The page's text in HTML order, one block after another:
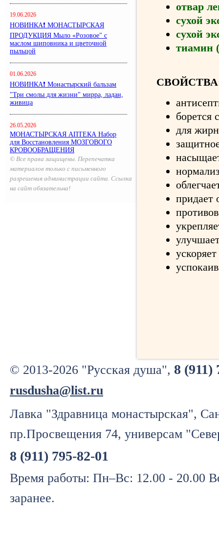
19.06.2026
НОВИНКА❗ МОНАСТЫРСКАЯ
ПРОДУКЦИЯ Мыло «Розовое" с
маслом шиповника и цветочной
пыльцой
01.06.2026
НОВИНКА❗ Монастырский бальзам
"Три смолы для жизни" мирра, ладан,
живица
26.05.2026
МОНАСТЫРСКАЯ АПТЕКА Набор
для Восстановления МОЗГОВОГО
КРОВООБРАЩЕНИЯ
отвар
сухой
сухой
тиамин
борется
для
придает
© 2013-2026 "Русская душа", 8 (911)
rusdusha@list.ru
Лавка "Здравница монастырская",
пр.Просвещения 74, универсам
8 (911) 795-82-01
Время работы: Пн–Вс: 12.00 - 20.00
заранее.
© Все права защищены. Перепечатка
материалов только с письменного
разрешения администрации сайта. Ссылка
на сайт обязательна!